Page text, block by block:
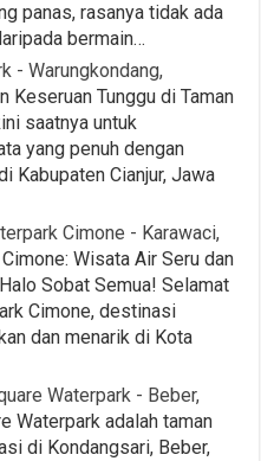
panas, rasanya tidak ada
bermain…
- Warungkondang,
Keseruan Tunggu di Taman
saatnya untuk
yang penuh dengan
Kabupaten Cianjur, Jawa
Cimone - Karawaci,
Wisata Air Seru dan
Sobat Semua! Selamat
Cimone, destinasi
dan menarik di Kota
Waterpark - Beber,
Waterpark adalah taman
di Kondangsari, Beber,